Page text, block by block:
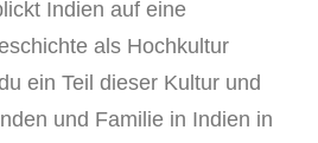
Indien auf eine
als Hochkultur
ein Teil dieser Kultur und
und Familie in Indien in